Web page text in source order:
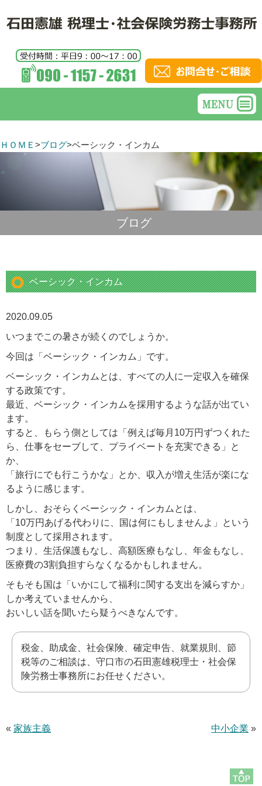
ＨＯＭＥ >ブログ>ベーシック・インカム
ブログ
ベーシック・インカム
2020.09.05
いつまでこの暑さが続くのでしょうか。
今回は「ベーシック・インカム」です。
ベーシック・インカムとは、すべての人に一定収入を確保
する政策です。
最近、ベーシック・インカムを採用するような話が出てい
ます。
すると、もらう側としては「例えば毎月10万円ずつくれた
ら、仕事をセーブして、プライベートを充実できる」と
か、
「旅行にでも行こうかな」とか、収入が増え生活が楽にな
るように感じます。
しかし、おそらくベーシック・インカムとは、
「10万円あげる代わりに、国は何にもしませんよ」という
制度として採用されます。
つまり、生活保護もなし、高額医療もなし、年金もなし、
医療費の3割負担すらなくなるかもしれません。
そもそも国は「いかにして福利に関する支出を減らすか」
しか考えていませんから、
おいしい話を聞いたら疑うべきなんです。
税金、助成金、社会保険、確定申告、就業規則、節
税等のご相談は、守口市の石田憲雄税理士・社会保
険労務士事務所にお任せください。
中小企業 »
« 家族主義